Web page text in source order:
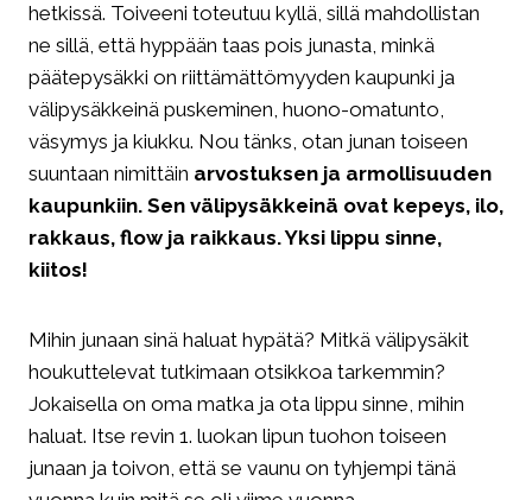
hetkissä. Toiveeni toteutuu kyllä, sillä mahdollistan
ne sillä, että hyppään taas pois junasta, minkä
päätepysäkki on riittämättömyyden kaupunki ja
välipysäkkeinä puskeminen, huono-omatunto,
väsymys ja kiukku. Nou tänks, otan junan toiseen
suuntaan nimittäin arvostuksen ja armollisuuden
kaupunkiin. Sen välipysäkkeinä ovat kepeys, ilo,
rakkaus, flow ja raikkaus. Yksi lippu sinne,
kiitos!
Mihin junaan sinä haluat hypätä? Mitkä välipysäkit
houkuttelevat tutkimaan otsikkoa tarkemmin?
Jokaisella on oma matka ja ota lippu sinne, mihin
haluat. Itse revin 1. luokan lipun tuohon toiseen
junaan ja toivon, että se vaunu on tyhjempi tänä